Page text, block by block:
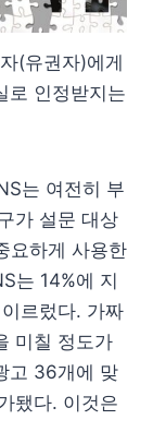
(유권자)에게
로 인정받지는
는 여전히 부
가 설문 대상
요하게 사용한
는 14%에 지
르렀다. 가짜
미칠 정도가
고 36개에 맞
됐다. 이것은